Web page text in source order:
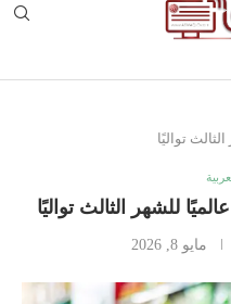
تواليًا
للشهر الثالث تواليًا
مايو 8, 2026